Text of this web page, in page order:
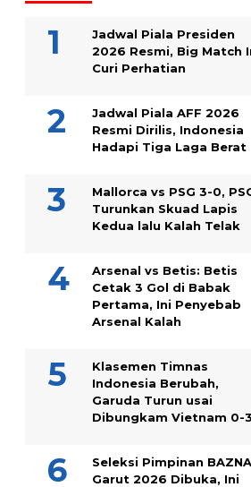
Jadwal Piala Presiden
2026 Resmi, Big Match
Curi Perhatian
Jadwal Piala AFF 2026
Resmi Dirilis, Indonesia
Hadapi Tiga Laga Berat
Mallorca vs PSG 3-0,
Turunkan Skuad Lapis
Kedua lalu Kalah Telak
Arsenal vs Betis: Betis
Cetak 3 Gol di Babak
Pertama, Ini Penyebab
Arsenal Kalah
Klasemen Timnas
Indonesia Berubah,
Garuda Turun usai
Dibungkam Vietnam 0-3
Seleksi Pimpinan
Garut 2026 Dibuka, Ini